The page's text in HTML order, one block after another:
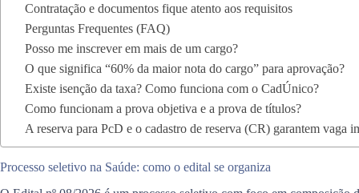
Contratação e documentos fique atento aos requisitos
Perguntas Frequentes (FAQ)
Posso me inscrever em mais de um cargo?
O que significa “60% da maior nota do cargo” para aprovação?
Existe isenção da taxa? Como funciona com o CadÚnico?
Como funcionam a prova objetiva e a prova de títulos?
A reserva para PcD e o cadastro de reserva (CR) garantem vaga
Processo seletivo na Saúde: como o edital se organiza